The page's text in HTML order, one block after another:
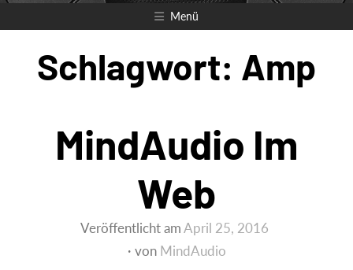
Menü
Schlagwort: Amp
MindAudio Im
Web
Veröffentlicht amApril 25, 2016
von MindAudio